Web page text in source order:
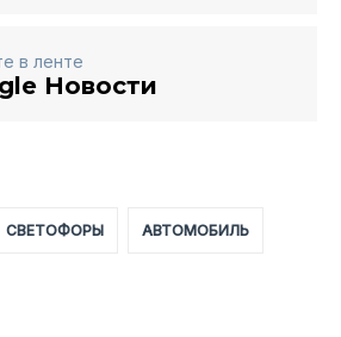
в ленте
Новости
СВЕТОФОРЫ АВТОМОБИЛЬ